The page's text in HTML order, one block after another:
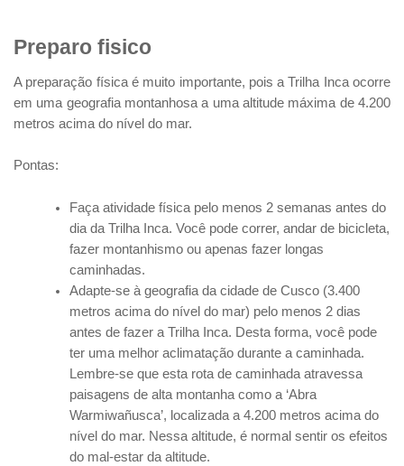
Preparo fisico
A preparação física é muito importante, pois a Trilha Inca ocorre
em uma geografia montanhosa a uma altitude máxima de 4.200
metros acima do nível do mar.
Pontas:
Faça atividade física pelo menos 2 semanas antes do
dia da Trilha Inca. Você pode correr, andar de bicicleta,
fazer montanhismo ou apenas fazer longas
caminhadas.
Adapte-se à geografia da cidade de Cusco (3.400
metros acima do nível do mar) pelo menos 2 dias
antes de fazer a Trilha Inca. Desta forma, você pode
ter uma melhor aclimatação durante a caminhada.
Lembre-se que esta rota de caminhada atravessa
paisagens de alta montanha como a ‘Abra
Warmiwañusca’, localizada a 4.200 metros acima do
nível do mar. Nessa altitude, é normal sentir os efeitos
do mal-estar da altitude.